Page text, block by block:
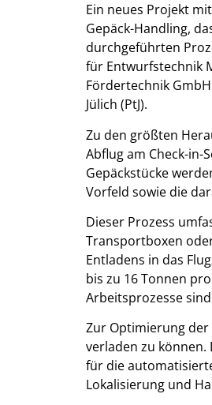
Ein neues Projekt
Gepäck-Handling,
durchgeführten
für Entwurfstechnik
Fördertechnik
Jülich (PtJ).
Zu den größten
Abflug am Check-
Gepäckstücke
Vorfeld sowie die
Dieser Prozess
Transportboxen
Entladens in das
bis zu 16 Tonnen
Arbeitsprozesse
Zur Optimierung
verladen zu
für die
Lokalisierung und